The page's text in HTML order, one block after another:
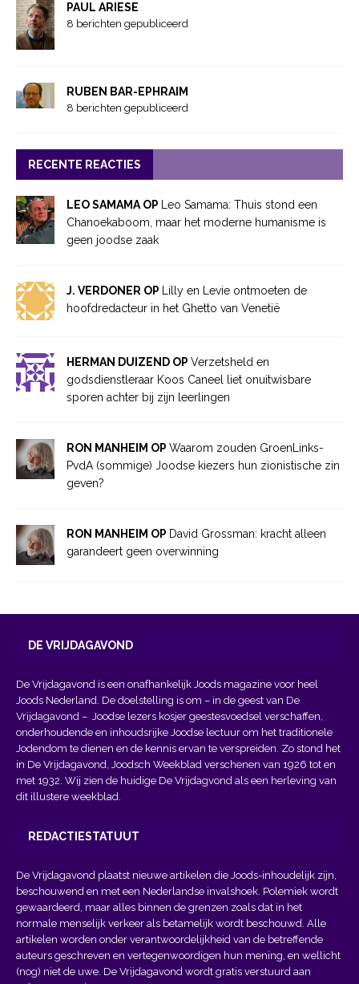
PAUL ARIESE
8 berichten gepubliceerd
RUBEN BAR-EPHRAIM
8 berichten gepubliceerd
RECENTE REACTIES
LEO SAMAMA OP Leo Samama: Thuis stond een
Chanoekaboom, maar het moderne humanisme is
geen joodse zaak
J. VERDONER OP Lilly en Levie ontmoeten de
hoofdredacteur in het Ghetto van Venetië
HERMAN DUIZEND OP Verzetsheld en
godsdienstleraar Koos Caneel liet onuitwisbare
sporen achter bij zijn leerlingen
RON MANHEIM OP Waarom zouden GroenLinks-
PvdA (sommige) Joodse kiezers hun zionistische zin
geven?
RON MANHEIM OP David Grossman: kracht alleen
garandeert geen overwinning
DE VRIJDAGAVOND
De Vrijdagavond is een onafhankelijk Joods magazine voor heel
Joods Nederland. De doelstelling is om – in de geest van De
Vrijdagavond – Joodse lezers kosjer geestesvoedsel verschaffen,
onderhoudende en inhoudsrijke Joodse lectuur om het traditionele
Jodendom te dienen en de kennis ervan te verspreiden. Zo stond het
in De Vrijdagavond, Joodsch Weekblad verschenen van 1926 tot en
met 1932. Wij zien de huidige De Vrijdagvond als een herleving van
dit illustere weekblad.
REDACTIESTATUUT
De Vrijdagavond plaatst nieuwe artikelen die Joods-inhoudelijk zijn,
beschouwend en met een Nederlandse invalshoek. Polemiek wordt
gewaardeerd, maar alles binnen de grenzen zoals dat in het
normale menselijk verkeer als betamelijk wordt beschouwd. Alle
artikelen worden onder verantwoordelijkheid van de betreffende
auteurs geschreven en vertegenwoordigen hun mening, en wellicht
(nog) niet de uwe. De Vrijdagavond wordt gratis verstuurd aan